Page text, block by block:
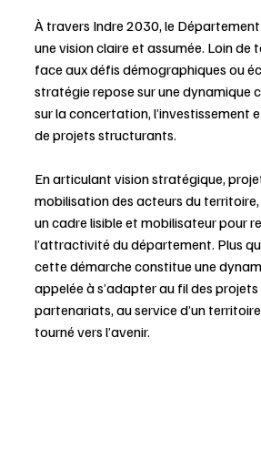
À travers Indre 2030, le Département
une vision claire et assumée. Loin de
face aux défis démographiques ou
stratégie repose sur une dynamique
sur la concertation, l’investissement
de projets structurants.
En articulant vision stratégique,
mobilisation des acteurs du
un cadre lisible et mobilisateur pour
l’attractivité du département. Plus
cette démarche constitue une
appelée à s’adapter au fil des
partenariats, au service d’un
tourné vers l’avenir.